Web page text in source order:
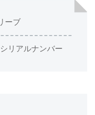
ーブ
リアルナンバー